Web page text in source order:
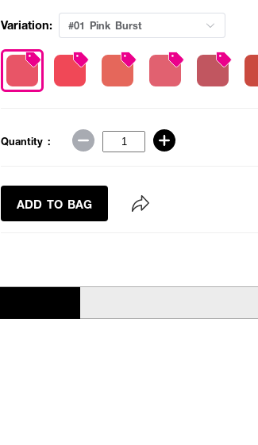
Variation: #01 Pink Burst
Quantity :
ADD TO BAG